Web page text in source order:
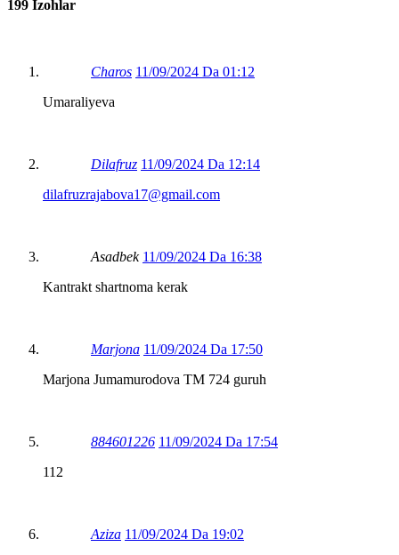
199 Izohlar
Charos 11/09/2024 Da 01:12
Umaraliyeva
Dilafruz 11/09/2024 Da 12:14
dilafruzrajabova17@gmail.com
Asadbek 11/09/2024 Da 16:38
Kantrakt shartnoma kerak
Marjona 11/09/2024 Da 17:50
Marjona Jumamurodova TM 724 guruh
884601226 11/09/2024 Da 17:54
112
Aziza 11/09/2024 Da 19:02